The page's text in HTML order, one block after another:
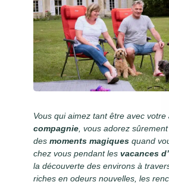
Vous qui aimez tant être avec votre
compagnie , vous adorez
des moments magiques quand
chez vous pendant les vacances
la découverte des environs à
riches en odeurs nouvelles, les